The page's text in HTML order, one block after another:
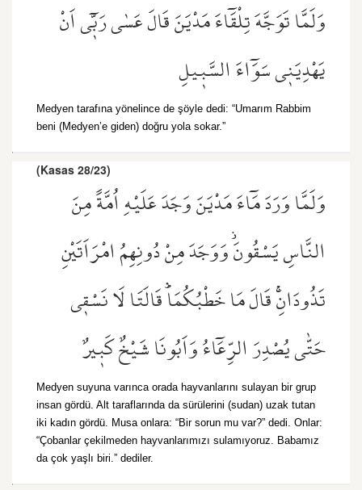
وَلَمَّا تَوَجَّهَ تِلْقَٓاءَ مَدْيَنَ قَالَ عَسٰى رَبّ۪ٓي اَنْ
يَهْدِيَن۪ي سَوَٓاءَ السَّب۪يلِ
Medyen tarafına yönelince de şöyle dedi: “Umarım Rabbim
beni (Medyen’e giden) doğru yola sokar.”
(Kasas 28/23)
وَلَمَّا وَرَدَ مَٓاءَ مَدْيَنَ وَجَدَ عَلَيْهِ اُمَّةً مِنَ
النَّاسِ يَسْقُونَۘ وَوَجَدَ مِنْ دُونِهِمُ امْرَاَتَيْنِ
تَذُودَانِۚ قَالَ مَا خَطْبُكُمَاۜ قَالَتَا لَا نَسْق۪ي
حَتّٰى يُصْدِرَ الرِّعَٓاءُ وَاَبُونَا شَيْخٌ كَب۪يرٌ
Medyen suyuna varınca orada hayvanlarını sulayan bir grup
insan gördü. Alt taraflarında da sürülerini (sudan) uzak tutan
iki kadın gördü. Musa onlara: “Bir sorun mu var?” dedi. Onlar:
“Çobanlar çekilmeden hayvanlarımızı sulamıyoruz. Babamız
da çok yaşlı biri.” dediler.